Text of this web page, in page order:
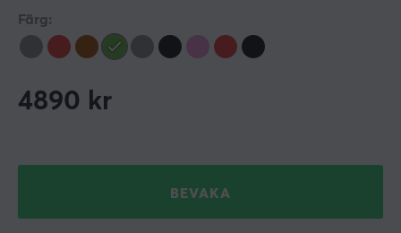
Färg:
4890 kr
BEVAKA